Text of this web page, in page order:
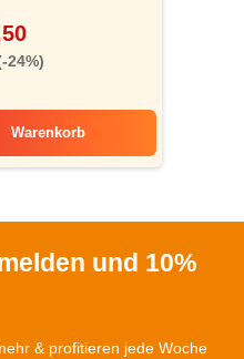
24%)
Warenkorb
und 10%
& profitieren jede Woche